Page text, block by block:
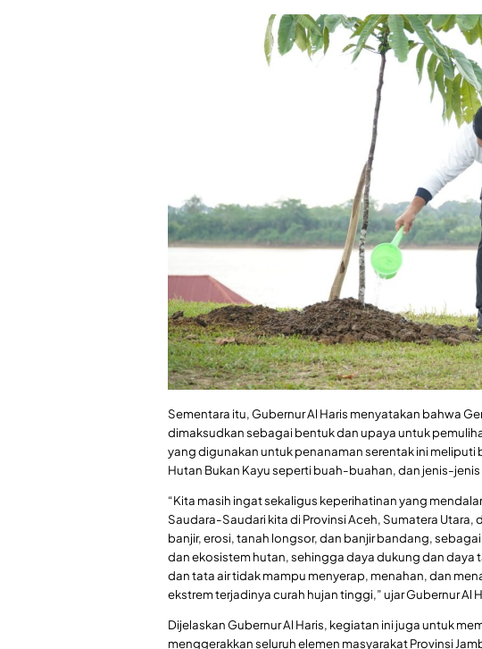
Sementara itu, Gubernur Al Haris menyatakan bahwa
dimaksudkan sebagai bentuk dan upaya untuk
yang digunakan untuk penanaman serentak ini
Hutan Bukan Kayu seperti buah-buahan, dan jenis-jenis
“Kita masih ingat sekaligus keperihatinan yang
Saudara-Saudari kita di Provinsi Aceh, Sumatera
banjir, erosi, tanah longsor, dan banjir bandang,
dan ekosistem hutan, sehingga daya dukung dan
dan tata air tidak mampu menyerap, menahan, dan
ekstrem terjadinya curah hujan tinggi,” ujar Gubernur Al
Dijelaskan Gubernur Al Haris, kegiatan ini juga untuk
menggerakkan seluruh elemen masyarakat Provinsi